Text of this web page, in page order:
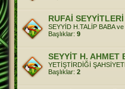
RUFAİ SEYYİTLERİ
SEYYİD H.TALİP BABA
Başlıklar: 9
SEYYİT H. AHMET
YETİŞTİRDİĞİ
Başlıklar: 2